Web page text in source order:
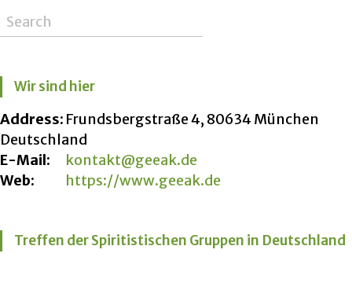
Wir sind hier
Address: Frundsbergstraße 4, 80634 München
Deutschland
E-Mail:
kontakt@geeak.de
Web:
https://www.geeak.de
Treffen der Spiritistischen Gruppen in Deutschland